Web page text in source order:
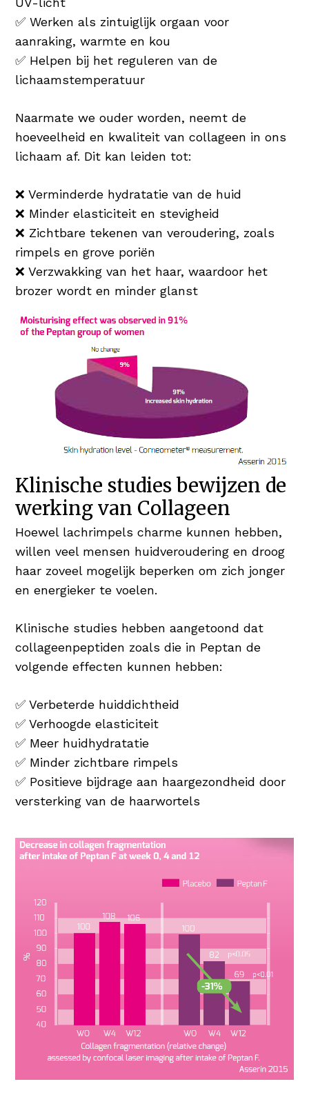
✅ Werken als zintuiglijk orgaan voor
aanraking, warmte en kou
✅ Helpen bij het reguleren van de
lichaamstemperatuur
Naarmate we ouder worden, neemt de
hoeveelheid en kwaliteit van collageen in ons
lichaam af. Dit kan leiden tot:
❌ Verminderde hydratatie van de huid
❌ Minder elasticiteit en stevigheid
❌ Zichtbare tekenen van veroudering, zoals
rimpels en grove poriën
❌ Verzwakking van het haar, waardoor het
brozer wordt en minder glanst
Klinische studies bewijzen de
werking van Collageen
Hoewel lachrimpels charme kunnen hebben,
willen veel mensen huidveroudering en droog
haar zoveel mogelijk beperken om zich jonger
en energieker te voelen.
Klinische studies hebben aangetoond dat
collageenpeptiden zoals die in Peptan de
volgende effecten kunnen hebben:
✅ Verbeterde huiddichtheid
✅ Verhoogde elasticiteit
✅ Meer huidhydratatie
✅ Minder zichtbare rimpels
✅ Positieve bijdrage aan haargezondheid door
versterking van de haarwortels